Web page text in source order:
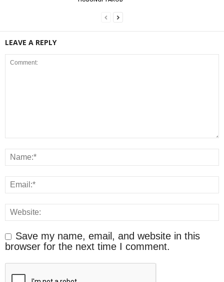
LEAVE A REPLY
Save my name, email, and website in this
browser for the next time I comment.